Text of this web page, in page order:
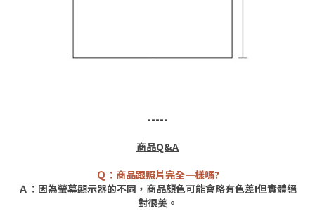
-----
商品Q&A
Ｑ：商品跟照片完全一樣嗎?
Ａ：因為螢幕顯示器的不同，商品顏色可能會略有色差!但實體絕
對很美。